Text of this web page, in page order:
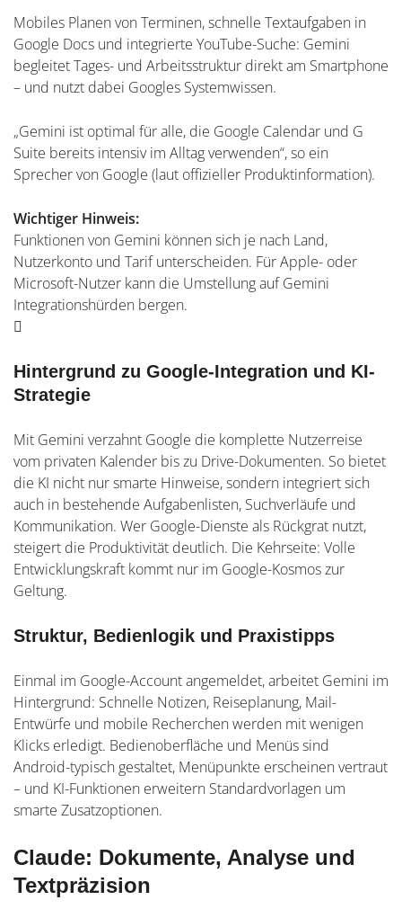
Mobiles Planen von Terminen, schnelle Textaufgaben in
Google Docs und integrierte YouTube-Suche: Gemini
begleitet Tages- und Arbeitsstruktur direkt am Smartphone
– und nutzt dabei Googles Systemwissen.
„Gemini ist optimal für alle, die Google Calendar und G
Suite bereits intensiv im Alltag verwenden“, so ein
Sprecher von Google (laut offizieller Produktinformation).
Wichtiger Hinweis:
Funktionen von Gemini können sich je nach Land,
Nutzerkonto und Tarif unterscheiden. Für Apple- oder
Microsoft-Nutzer kann die Umstellung auf Gemini
Integrationshürden bergen.
Hintergrund zu Google-Integration und KI-
Strategie
Mit Gemini verzahnt Google die komplette Nutzerreise
vom privaten Kalender bis zu Drive-Dokumenten. So bietet
die KI nicht nur smarte Hinweise, sondern integriert sich
auch in bestehende Aufgabenlisten, Suchverläufe und
Kommunikation. Wer Google-Dienste als Rückgrat nutzt,
steigert die Produktivität deutlich. Die Kehrseite: Volle
Entwicklungskraft kommt nur im Google-Kosmos zur
Geltung.
Struktur, Bedienlogik und Praxistipps
Einmal im Google-Account angemeldet, arbeitet Gemini im
Hintergrund: Schnelle Notizen, Reiseplanung, Mail-
Entwürfe und mobile Recherchen werden mit wenigen
Klicks erledigt. Bedienoberfläche und Menüs sind
Android-typisch gestaltet, Menüpunkte erscheinen vertraut
– und KI-Funktionen erweitern Standardvorlagen um
smarte Zusatzoptionen.
Claude: Dokumente, Analyse und
Textpräzision